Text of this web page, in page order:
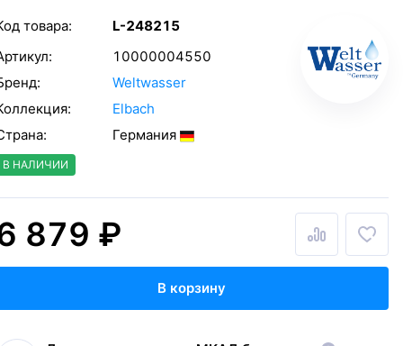
товара:
L-248215
10000004550
Weltwasser
Elbach
Германия
В НАЛИЧИИ
879 ₽
В корзину